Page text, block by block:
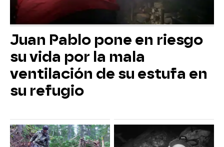
Juan Pablo pone en riesgo
su vida por la mala
ventilación de su estufa en
su refugio